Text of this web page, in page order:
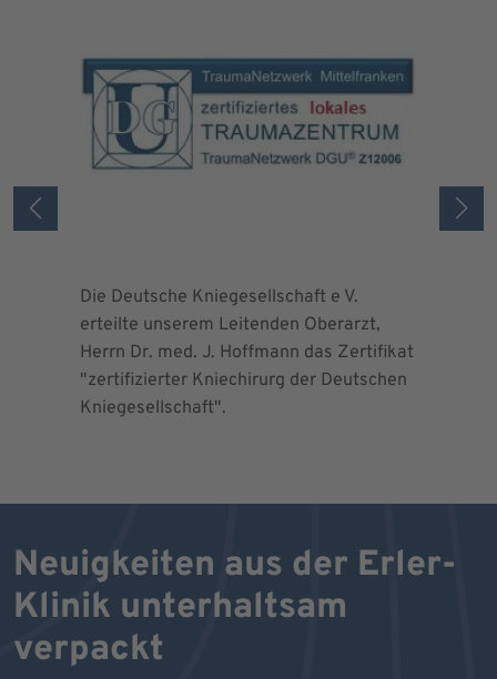
Die Deutsche Kniegesellschaft e V.
erteilte unserem Leitenden Oberarzt,
Herrn Dr. med. J. Hoffmann das Zertifikat
"zertifizierter Kniechirurg der Deutschen
Kniegesellschaft".
Neuigkeiten aus der Erler-
Klinik unterhaltsam
verpackt